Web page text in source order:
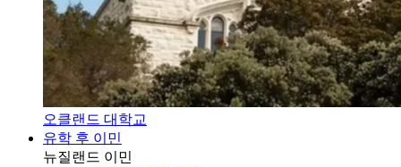
오클랜드 대학교
유학 후 이민
뉴질랜드 이민
뉴질랜드 이민 소개